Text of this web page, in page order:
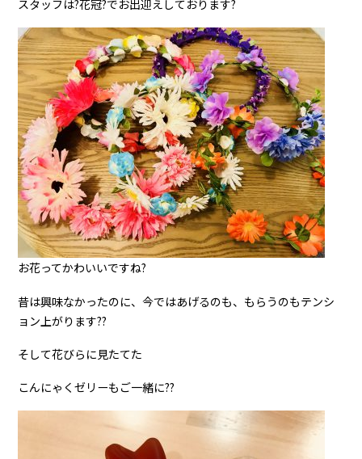
スタッフは?花冠?でお出迎えしております?
お花ってかわいいですね?
昔は興味なかったのに、今ではあげるのも、もらうのもテンシ
ョン上がります??
そして花びらに見たてた
こんにゃくゼリーもご一緒に??